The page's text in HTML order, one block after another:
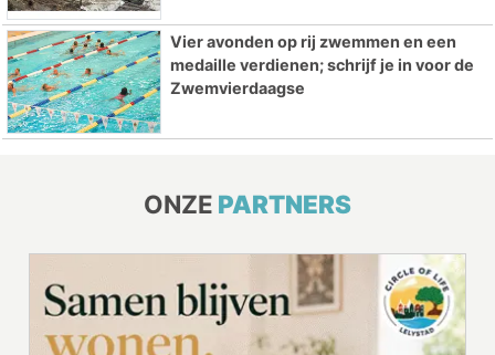
Vier avonden op rij zwemmen en een
medaille verdienen; schrijf je in voor de
Zwemvierdaagse
ONZE PARTNERS